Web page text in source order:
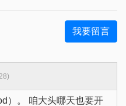
我要留言
）。 咱大头哪天也要开